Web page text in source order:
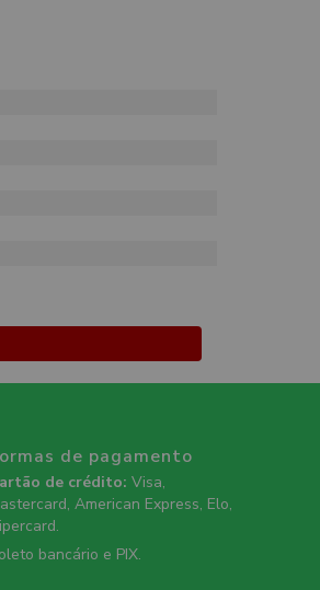
de pagamento
de crédito: Visa,
American Express, Elo,
bancário e PIX.